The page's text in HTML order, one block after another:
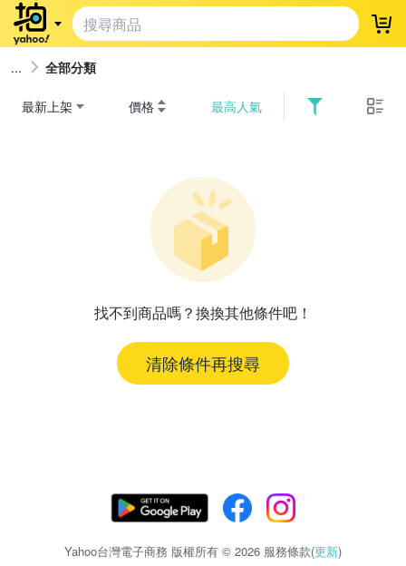
登
全部分類
最新上架 價格 最高人氣
找不到商品嗎？換換其他條件吧！
清除條件再搜尋
Yahoo台灣電子商務 版權所有 © 2026 服務條款(更新)